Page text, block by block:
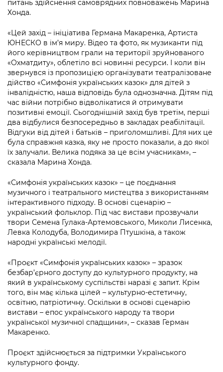
Підприємства, установи, організації
Річні звіти
Гендерна політика
Безбар'єрність
Київська міська військова адміністрація
Портал Захисників та Захисниць
Безбар'єрність
Портал послуг
Міський застосунок Київ Цифровий
Важливе під час воєнного стану
Уряд» – місцевий рівень»
Важливе під час воєнного стану
Про відкриті дані
Портал даних Києва
Публічні дашборди
питань здійснення самоврядних повноважень Марина
Хонда.
«Цей захід – ініціатива Германа Макаренка, Артиста
ЮНЕСКО в ім’я миру. Відео та фото, як музиканти під
його керівництвом грали на території зруйнованого
«Охматдиту», облетіло всі новинні ресурси. І коли він
звернувся із пропозицією організувати театралізоване
дійство «Симфонія українських казок» для дітей з
інвалідністю, наша відповідь була однозначна. Дітям під
час війни потрібно відволікатися й отримувати
позитивні емоції. Сьогоднішній захід був третім, перші
два відбулися безпосередньо в закладах реабілітації.
Відгуки від дітей і батьків – приголомшливі. Для них це
була справжня казка, яку не просто показали, а до якої
їх залучали. Велика подяка за це всім учасникам», –
сказала Марина Хонда.
«Симфонія українських казок» – це поєднання
музичного і театрального мистецтва з використанням
інтерактивного підходу. В основі сценарію –
український фольклор. Під час вистави прозвучали
твори Семена Гулака-Артемовського, Миколи Лисенка,
Левка Колодуба, Володимира Птушкіна, а також
народні українські мелодії.
«Проєкт «Симфонія українських казок» – зразок
безбар’єрного доступу до культурного продукту, на
який в українському суспільстві наразі є запит. Крім
того, він має кілька цілей – культурно-естетичну,
освітню, патріотичну. Оскільки в основі сценарію
вистави – епос українського народу та твори
української музичної спадщини», – сказав Герман
Макаренко.
Проєкт здійснюється за підтримки Українського
культурного фонду.